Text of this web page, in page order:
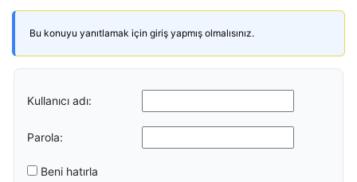
Bu konuyu yanıtlamak için giriş yapmış olmalısınız.
Kullanıcı adı:
Parola:
Beni hatırla